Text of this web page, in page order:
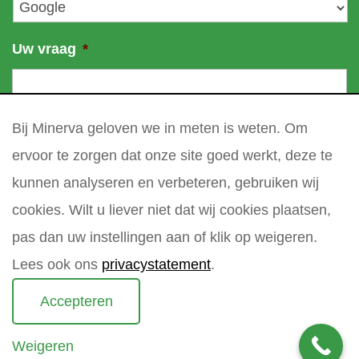
Uw vraag *
Copyright 2021 Minerva meettechniek B.V. sitemap
Bij Minerva geloven we in meten is weten. Om
ervoor te zorgen dat onze site goed werkt, deze te
kunnen analyseren en verbeteren, gebruiken wij
cookies. Wilt u liever niet dat wij cookies plaatsen,
pas dan uw instellingen aan of klik op weigeren.
Lees ook ons privacystatement.
Accepteren
Weigeren